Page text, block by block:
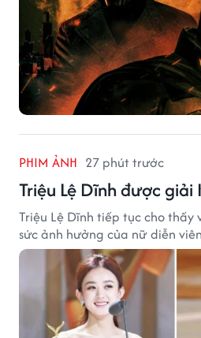
PHIM ẢNH 27 phút trước
Triệu Lệ Dĩnh được giải
Triệu Lệ Dĩnh tiếp tục cho thấy
sức ảnh hưởng của nữ diễn